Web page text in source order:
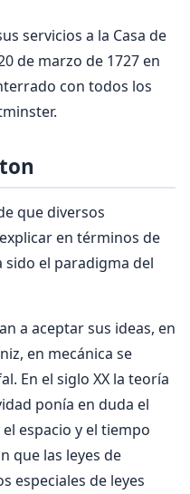
servicios a la Casa de
de marzo de 1727 en
con todos los
que diversos
en términos de
sido el paradigma del
a aceptar sus ideas, en
en mecánica se
En el siglo XX la teoría
ponía en duda el
espacio y el tiempo
que las leyes de
especiales de leyes